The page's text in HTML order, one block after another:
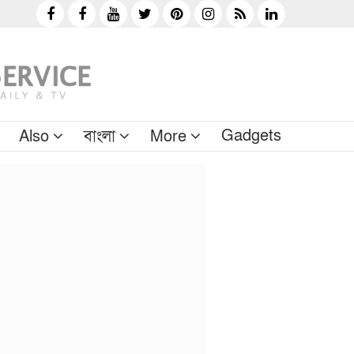
Also বাংলা More Gadgets